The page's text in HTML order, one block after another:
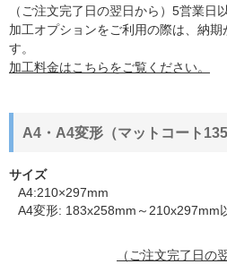
（ご注文完了日の翌日から）5営業日
加工オプションをご利用の際は、納期
す。
加工料金はこちらをご覧ください。
A4・A4変形（マットコート
サイズ
A4:210×297mm
A4変形: 183x258mm～210x297mm
（ご注文完了日の